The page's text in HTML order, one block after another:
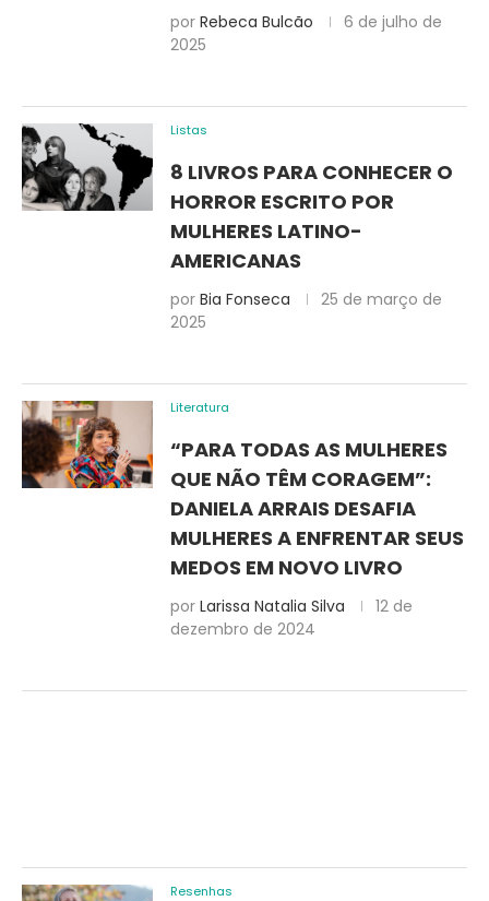
por Rebeca Bulcão
6 de julho de
2025
Listas
8 LIVROS PARA CONHECER O
HORROR ESCRITO POR
MULHERES LATINO-
AMERICANAS
por Bia Fonseca
25 de março de
2025
Literatura
“PARA TODAS AS MULHERES
QUE NÃO TÊM CORAGEM”:
DANIELA ARRAIS DESAFIA
MULHERES A ENFRENTAR SEUS
MEDOS EM NOVO LIVRO
por Larissa Natalia Silva
12 de
dezembro de 2024
Resenhas